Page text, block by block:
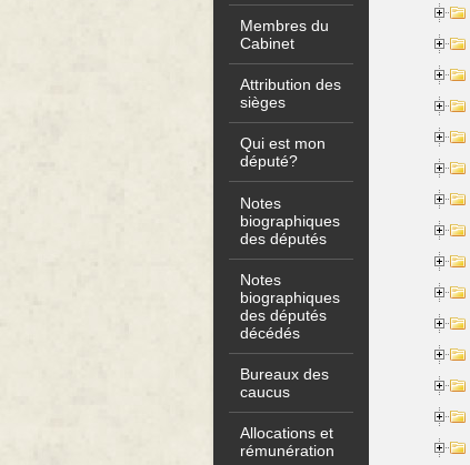
Membres du
Cabinet
Attribution des
sièges
Qui est mon
député?
Notes
biographiques
des députés
Notes
biographiques
des députés
décédés
Bureaux des
caucus
Allocations et
rémunération